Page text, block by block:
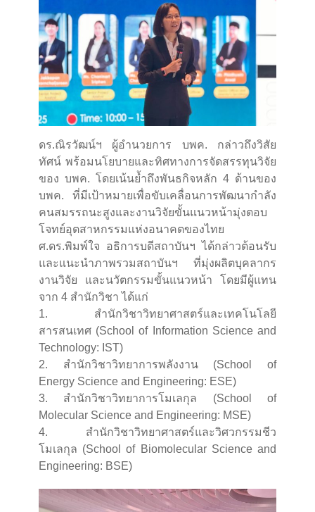
ดร.ณิรวัฒน์ฯ ผู้อำนวยการ บพค. กล่าวถึงวิสัย
ทัศน์ พร้อมนโยบายและทิศทางการจัดสรรทุนวิจัย
ของ บพค. โดยเน้นย้ำถึงพันธกิจหลัก 4 ด้านของ
บพค. ที่มีเป้าหมายเพื่อขับเคลื่อนการพัฒนากำลัง
คนสมรรถนะสูงและงานวิจัยขั้นแนวหน้ามุ่งตอบ
โจทย์อุตสาหกรรมแห่งอนาคตของไทย
ศ.ดร.พิมพ์ใจ อธิการบดีสถาบันฯ ได้กล่าวต้อนรับ
และแนะนำภาพรวมสถาบันฯ ที่มุ่งผลิตบุคลากร
งานวิจัย และนวัตกรรมขั้นแนวหน้า โดยมีผู้แทน
จาก 4 สำนักวิชา ได้แก่
1. สำนักวิชาวิทยาศาสตร์และเทคโนโลยี
สารสนเทศ (School of Information Science and
Technology: IST)
2. สำนักวิชาวิทยาการพลังงาน (School of
Energy Science and Engineering: ESE)
3. สำนักวิชาวิทยาการโมเลกุล (School of
Molecular Science and Engineering: MSE)
4. สำนักวิชาวิทยาศาสตร์และวิศวกรรมชีว
โมเลกุล (School of Biomolecular Science and
Engineering: BSE)